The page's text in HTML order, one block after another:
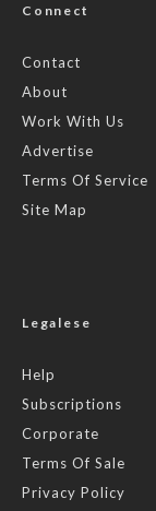
Connect
Contact
About
Work With Us
Advertise
Terms Of Service
Site Map
Legalese
Help
Subscriptions
Corporate
Terms Of Sale
Privacy Policy